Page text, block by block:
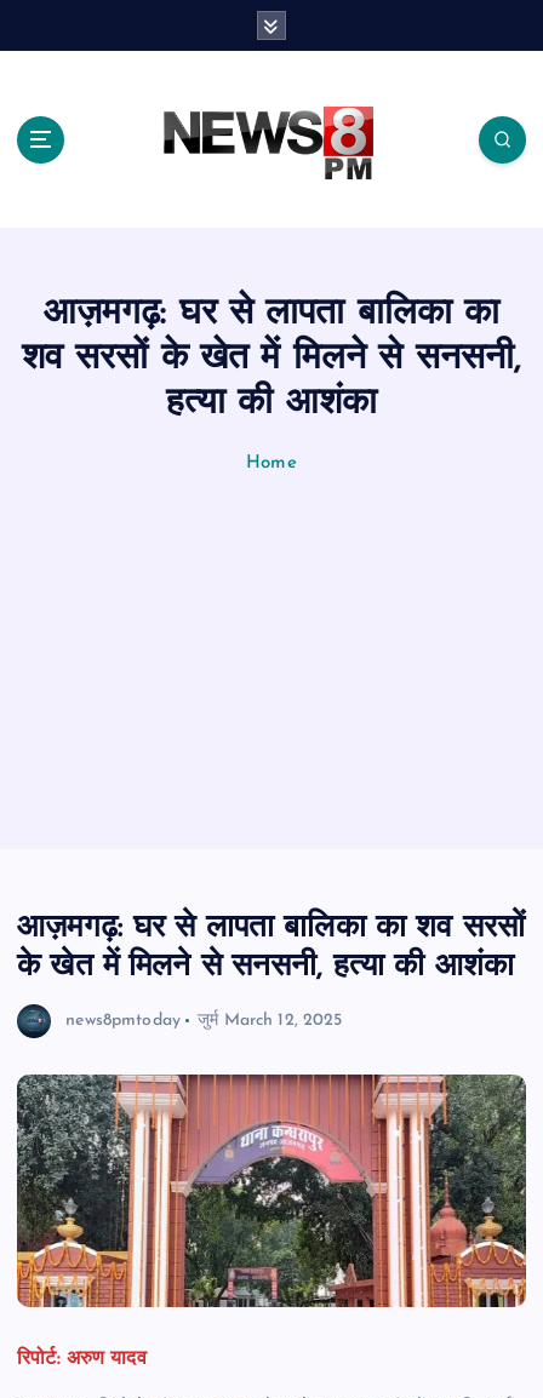
आज़मगढ़: घर से लापता बालिका का
शव सरसों के खेत में मिलने से सनसनी,
हत्या की आशंका
Home
आज़मगढ़: घर से लापता बालिका का शव सरसों
के खेत में मिलने से सनसनी, हत्या की आशंका
news8pmtoday जुर्म March 12, 2025
रिपोर्ट: अरुण यादव